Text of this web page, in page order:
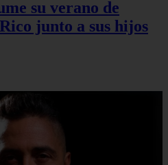
su verano de
junto a sus hijos